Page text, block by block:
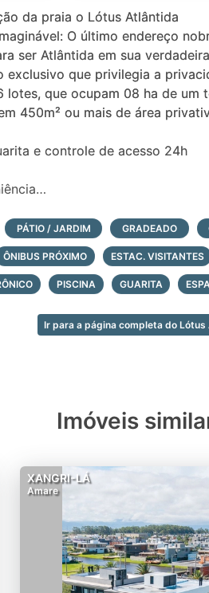
da praia o Lótus Atlântida
O último endereço
ser Atlântida em sua
exclusivo que privilegia a
lotes, que ocupam 08 ha de um
450m² ou mais de área
e controle de acesso 24h
tenis
churrasqueira
de saibro cobertas
adulto e infantil
com louge externo
PÁTIO / JARDIM GRADEADO
ÔNIBUS PRÓXIMO ESTAC. VISITANTES
PISCINA GUARITA
Ir para a página completa do
Imóveis
XANGRI-LÁ
Amare